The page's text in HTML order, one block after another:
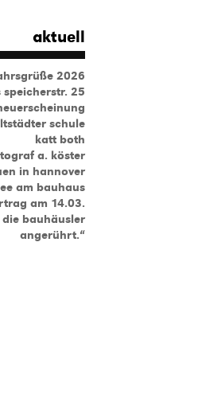
aktuell
2026
speicherstr. 25
schule
katt both
a. köster
in hannover
am bauhaus
am 14.03.
bauhäusler
angerührt.“